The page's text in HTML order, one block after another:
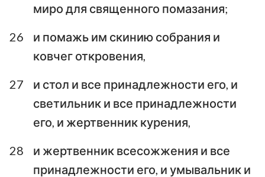
миро для священного помазания;
26
и помажь им скинию собрания и
ковчег откровения,
27
и стол и все принадлежности его, и
светильник и все принадлежности
его, и жертвенник курения,
28
и жертвенник всесожжения и все
принадлежности его, и умывальник и